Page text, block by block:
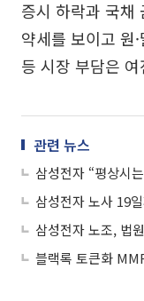
증시 하락과 국채
약세를 보이고 원
등 시장 부담은
관련 뉴스
삼성전자 노사 19
블랙록 토큰화